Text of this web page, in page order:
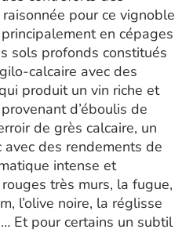
pour ce vignoble
en cépages
sols profonds constitués
calcaire avec des
produit un vin riche et
d’éboulis de
de grès calcaire, un
des rendements de
intense et
très murs, la fugue,
l’olive noire, la réglisse
Et pour certains un subtil